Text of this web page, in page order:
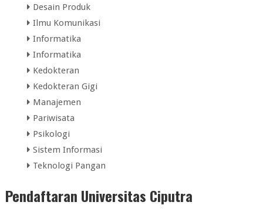
Desain Produk
Ilmu Komunikasi
Informatika
Informatika
Kedokteran
Kedokteran Gigi
Manajemen
Pariwisata
Psikologi
Sistem Informasi
Teknologi Pangan
Pendaftaran Universitas Ciputra